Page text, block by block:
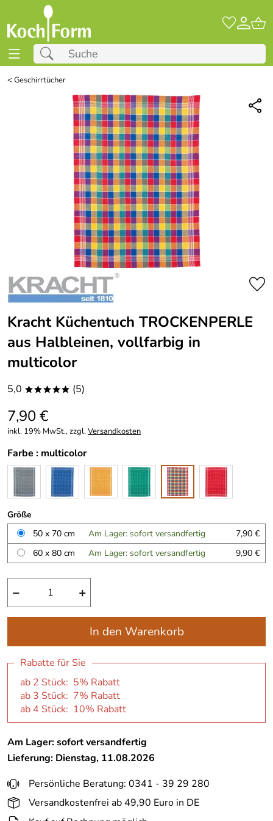
<Geschirrtücher
Kracht Küchentuch TROCKENPERLE
aus Halbleinen, vollfarbig in
multicolor
5,0 ***** (5)
7,90 €
inkl. 19% MwSt., zzgl.Versandkosten
Farbe : multicolor
Größe
50 x 70 cm
Am Lager: sofort versandfertig
7,90 €
60 x 80 cm
Am Lager: sofort versandfertig 9,90 €
− +
In den Warenkorb
Rabatte für Sie
ab 2 Stück: 5% Rabatt
ab 3 Stück: 7% Rabatt
ab 4 Stück: 10% Rabatt
Am Lager: sofort versandfertig
Lieferung: Dienstag, 11.08.2026
Persönliche Beratung: 0341 - 39 29 280
Versandkostenfrei ab 49,90 Euro in DE